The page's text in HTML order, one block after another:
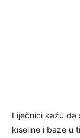
Liječnici kažu da
kiseline i baze u